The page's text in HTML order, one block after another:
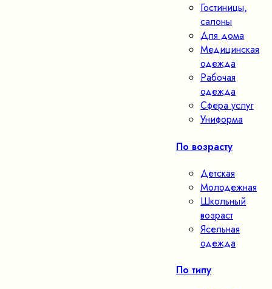
Гостиницы,
салоны
Для дома
Медицинская
одежда
Рабочая
одежда
Сфера услуг
Униформа
По возрасту
Детская
Молодежная
Школьный
возраст
Ясельная
одежда
По типу